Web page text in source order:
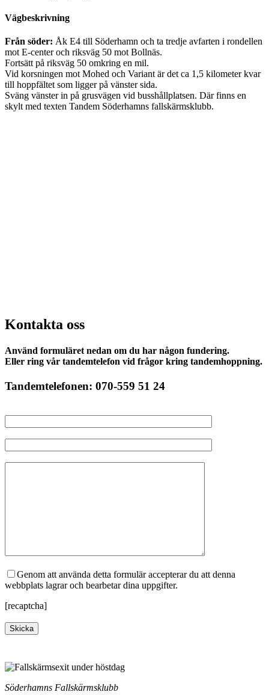
Vägbeskrivning
Från söder: Åk E4 till Söderhamn och ta tredje avfarten i rondellen
mot E-center och riksväg 50 mot Bollnäs.
Fortsätt på riksväg 50 omkring en mil.
Vid korsningen mot Mohed och Variant är det ca 1,5 kilometer kvar
till hoppfältet som ligger på vänster sida.
Sväng vänster in på grusvägen vid busshållplatsen. Där finns en
skylt med texten Tandem Söderhamns fallskärmsklubb.
Kontakta oss
Använd formuläret nedan om du har någon fundering.
Eller ring vår tandemtelefon vid frågor kring tandemhoppning.
Tandemtelefonen: 070-559 51 24
Genom att använda detta formulär accepterar du att denna
webbplats lagrar och bearbetar dina uppgifter.
[recaptcha]
Söderhamns Fallskärmsklubb